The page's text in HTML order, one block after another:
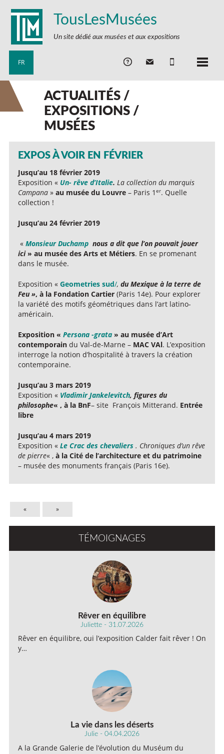
TousLesMusées
Un site dédié aux musées et aux expositions
FR
ACTUALITÉS /
EXPOSITIONS /
MUSÉES
EXPOS À VOIR EN FÉVRIER
Jusqu’au 18 février 2019
Exposition « Un- rêve d’Italie. La collection du marquis
Campana » au musée du Louvre – Paris 1 er. Quelle
collection !
Jusqu’au 24 février 2019
« Monsieur Duchamp nous a dit que l’on pouvait jouer
ici» au musée des Arts et Métiers. En se promenant
dans le musée.
Exposition « Geometries sud/, du Mexique à la terre de
Feu », à la Fondation Cartier (Paris 14e). Pour explorer
la variété des motifs géométriques dans l’art latino-
américain.
Exposition « Persona -grata » au musée d’Art
contemporain du Val-de-Marne – MAC VAl. L’exposition
interroge la notion d’hospitalité à travers la création
contemporaine.
Jusqu’au 3 mars 2019
Exposition « Vladimir Jankelevitch, figures du
philosophe« , à la BnF– site François Mitterand. Entrée
libre
Jusqu’au 4 mars 2019
Exposition « Le Crac des chevaliers . Chroniques d’un rêve
de pierre« , à la Cité de l’architecture et du patrimoine
– musée des monuments français (Paris 16e).
« »
TÉMOIGNAGES
Rêver en équilibre
Juliette - 31.07.2026
Rêver en équilibre, oui l’exposition Calder fait rêver ! On
y…
La vie dans les déserts
Julie - 04.04.2026
A la Grande Galerie de l’évolution du Muséum du